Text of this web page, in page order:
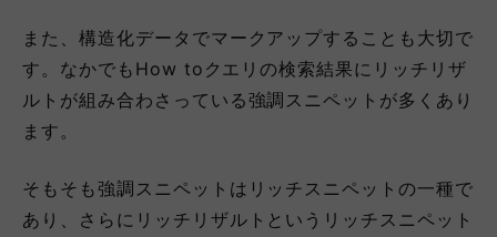
また、構造化データでマークアップすることも大切で
す。なかでもHow toクエリの検索結果にリッチリザ
ルトが組み合わさっている強調スニペットが多くあり
ます。
そもそも強調スニペットはリッチスニペットの一種で
あり、さらにリッチリザルトというリッチスニペット